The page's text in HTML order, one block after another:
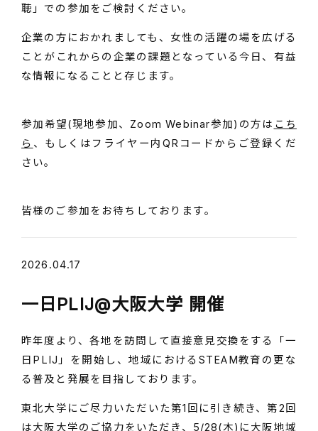
聴」での参加をご検討ください。
企業の方におかれましても、女性の活躍の場を広げる
ことがこれからの企業の課題となっている今日、有益
な情報になることと存じます。
参加希望(現地参加、Zoom Webinar参加)の方は こち
ら 、もしくはフライヤー内QRコードからご登録くだ
さい。
皆様のご参加をお待ちしております。
2026.04.17
一日PLIJ@大阪大学 開催
昨年度より、各地を訪問して直接意見交換をする「一
日PLIJ」を開始し、地域におけるSTEAM教育の更な
る普及と発展を目指しております。
東北大学にご尽力いただいた第1回に引き続き、第2回
は大阪大学のご協力をいただき、5/28(木)に大阪地域